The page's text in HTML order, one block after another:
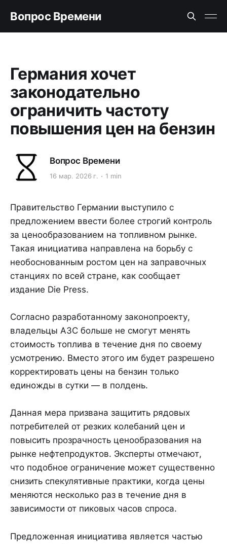
Вопрос Времени
Германия хочет
законодательно
ограничить частоту
повышения цен на бензин
Вопрос Времени
16 мар. 2026 г. 1 min
Правительство Германии выступило с
предложением ввести более строгий контроль
за ценообразованием на топливном рынке.
Такая инициатива направлена на борьбу с
необоснованным ростом цен на заправочных
станциях по всей стране, как сообщает
издание Die Press.
Согласно разработанному законопроекту,
владельцы АЗС больше не смогут менять
стоимость топлива в течение дня по своему
усмотрению. Вместо этого им будет разрешено
корректировать цены на бензин только
единожды в сутки — в полдень.
Данная мера призвана защитить рядовых
потребителей от резких колебаний цен и
повысить прозрачность ценообразования на
рынке нефтепродуктов. Эксперты отмечают,
что подобное ограничение может существенно
снизить спекулятивные практики, когда цены
меняются несколько раз в течение дня в
зависимости от пиковых часов спроса.
Предложенная инициатива является частью